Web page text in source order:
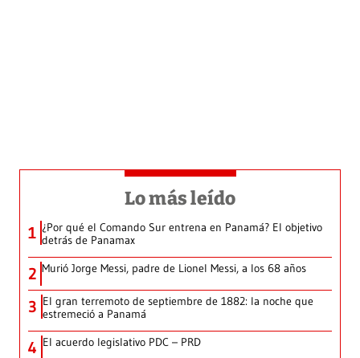
Lo más leído
1 ¿Por qué el Comando Sur entrena en Panamá? El objetivo
detrás de Panamax
2 Murió Jorge Messi, padre de Lionel Messi, a los 68 años
3 El gran terremoto de septiembre de 1882: la noche que
estremeció a Panamá
4 El acuerdo legislativo PDC – PRD